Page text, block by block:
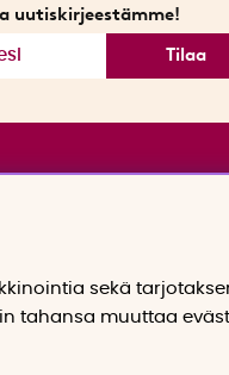
uutiskirjeestämme!
Tilaa
sekä
tahansa muuttaa